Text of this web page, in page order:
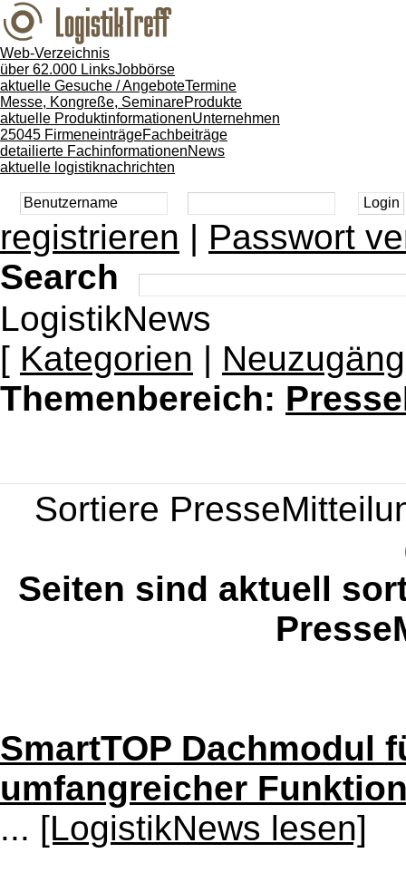
Web-Verzeichnis
über 62.000 LinksJobbörse
aktuelle Gesuche / AngeboteTermine
Messe, Kongreße, SeminareProdukte
aktuelle ProduktinformationenUnternehmen
25045 FirmeneinträgeFachbeiträge
detailierte FachinformationenNews
aktuelle logistiknachrichten
registrieren | Passwort
Search
LogistikNews
[ Kategorien |
Themenbereich:
Sortiere
Seiten sind aktuell
SmartTOP Dachmodul
umfangreicher
... [LogistikNews lesen]